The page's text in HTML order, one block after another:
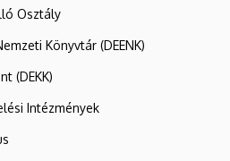
Osztály
Könyvtár (DEENK)
(DEKK)
Intézmények